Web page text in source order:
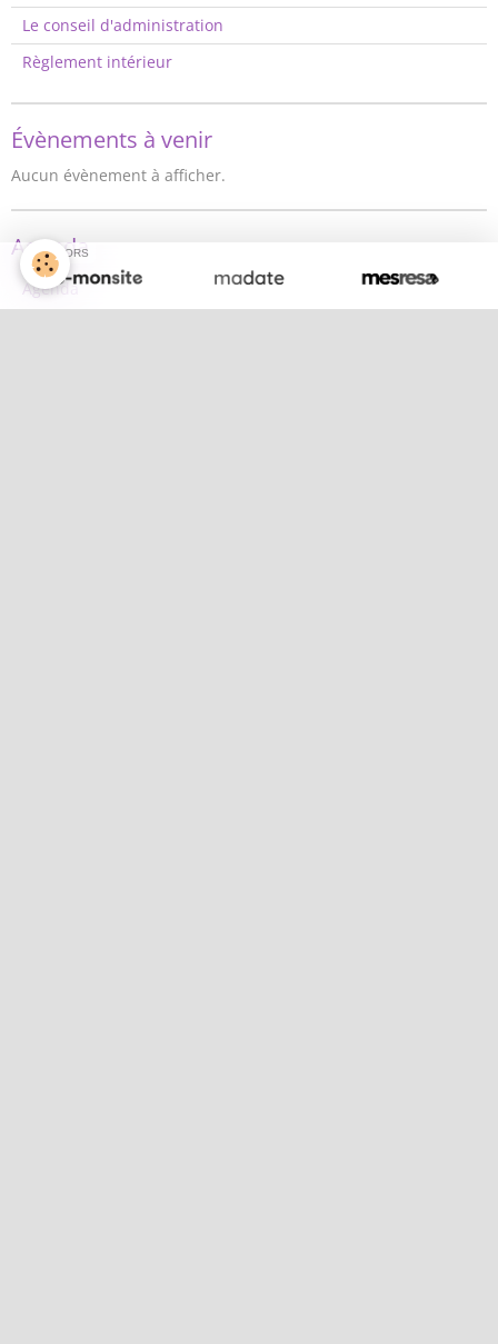
Le conseil d'administration
Règlement intérieur
Évènements à venir
Aucun évènement à afficher.
Agenda
Agenda
SPONSORS